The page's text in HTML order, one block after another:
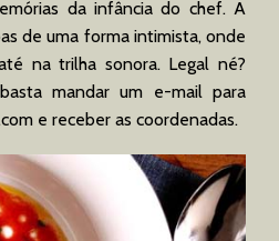
da infância do chef. A
de uma forma intimista, onde
na trilha sonora. Legal né?
mandar um e-mail para
e receber as coordenadas.